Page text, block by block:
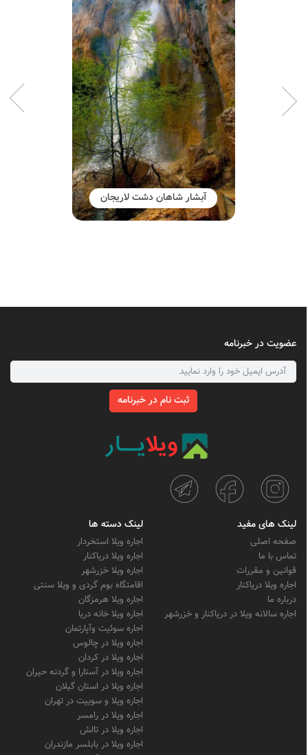
آبشار شاهان دشت لاریجان
عضویت در خبرنامه
ثبت نام در خبرنامه
لینک های مفید
صفحه اصلی
تماس با ما
قوانین و مقررات
اجاره ویلا دریاکنار
درباره ما
اجاره سالانه ویلا در دریاکنار و خزرشهر
لینک دسته ها
اجاره ویلا استخردار
اجاره ویلا دریاکنار
اجاره ویلا خزرشهر
اقامتگاه بوم گردی و ویلا سنتی
اجاره ویلا هرمزگان
اجاره ویلا خانه دریا
اجاره سوئیت وآپارتمان
اجاره ویلا در چالوس
اجاره ویلا در کردان
اجاره ویلا در آستارا و گردنه حیران
اجاره ویلا در استان گیلان
اجاره ویلا و سوییت در تهران
اجاره ویلا در رامسر
اجاره ویلا در تالش
اجاره ویلا در بابلسر مازندران